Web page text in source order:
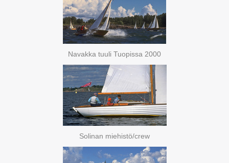
Navakka tuuli Tuopissa 2000
Solinan miehistö/crew